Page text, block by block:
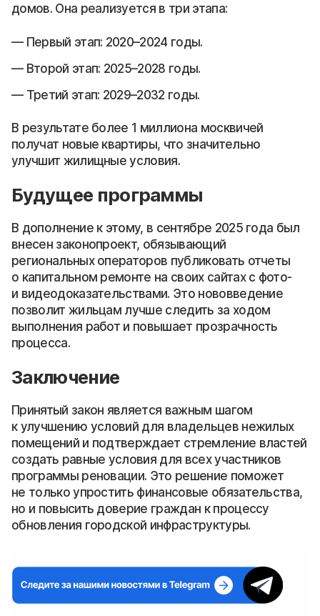
домов. Она реализуется в три этапа:
Первый этап: 2020–2024 годы.
Второй этап: 2025–2028 годы.
Третий этап: 2029–2032 годы.
В результате более 1 миллиона москвичей
получат новые квартиры, что значительно
улучшит жилищные условия.
Будущее программы
В дополнение к этому, в сентябре 2025 года был
внесен законопроект, обязывающий
региональных операторов публиковать отчеты
о капитальном ремонте на своих сайтах с фото-
и видеодоказательствами. Это нововведение
позволит жильцам лучше следить за ходом
выполнения работ и повышает прозрачность
процесса.
Заключение
Принятый закон является важным шагом
к улучшению условий для владельцев нежилых
помещений и подтверждает стремление властей
создать равные условия для всех участников
программы реновации. Это решение поможет
не только упростить финансовые обязательства,
но и повысить доверие граждан к процессу
обновления городской инфраструктуры.